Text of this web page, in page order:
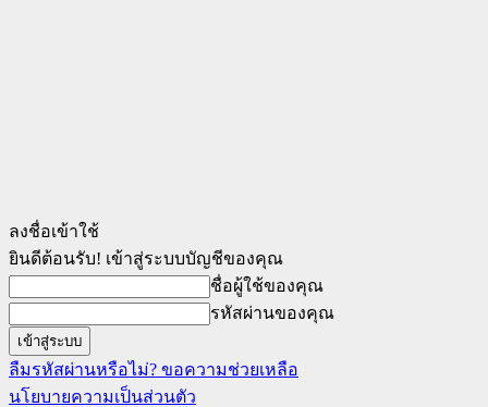
ลงชื่อเข้าใช้
ยินดีต้อนรับ! เข้าสู่ระบบบัญชีของคุณ
ชื่อผู้ใช้ของคุณ
รหัสผ่านของคุณ
ลืมรหัสผ่านหรือไม่? ขอความช่วยเหลือ
นโยบายความเป็นส่วนตัว